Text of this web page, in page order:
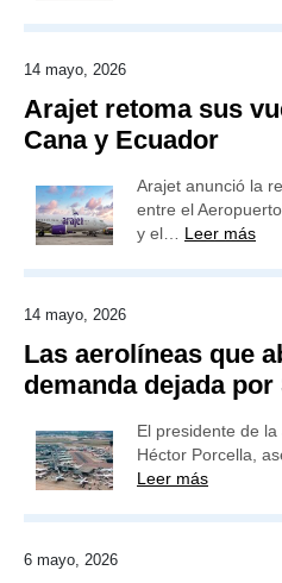
14 mayo, 2026
Arajet retoma sus
Cana y Ecuador
Arajet anunció la
entre el
y el… Leer más
14 mayo, 2026
Las aerolíneas que
demanda dejada
El presidente de la
Héctor Porcella,
Leer más
6 mayo, 2026